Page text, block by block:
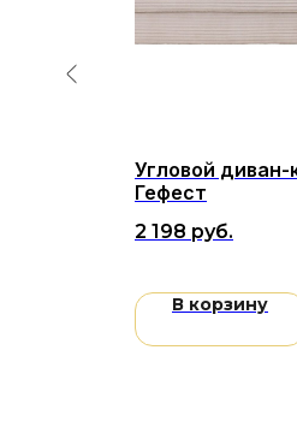
Угловой диван-
Гефест
2 198 руб.
В корзину
Мебель для вашего дома